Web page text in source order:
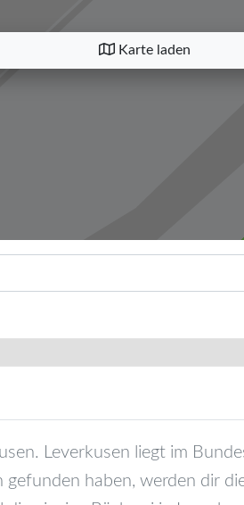
Karte laden
. Leverkusen liegt im
gefunden haben, werden dir